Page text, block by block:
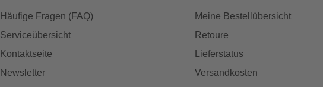
Häufige Fragen (FAQ)
Serviceübersicht
Kontaktseite
Newsletter
Meine Bestellübersicht
Retoure
Lieferstatus
Versandkosten